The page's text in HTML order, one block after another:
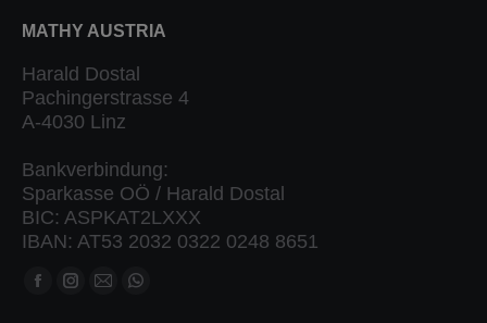
MATHY AUSTRIA
Harald Dostal
Pachingerstrasse 4
A-4030 Linz
Bankverbindung:
Sparkasse OÖ / Harald Dostal
BIC: ASPKAT2LXXX
IBAN: AT53 2032 0322 0248 8651
Finden Sie uns auf: